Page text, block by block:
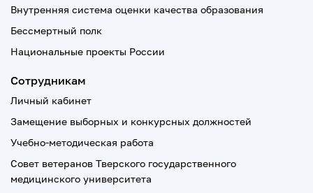
Внутренняя система оценки качества образования
Бессмертный полк
Национальные проекты России
Сотрудникам
Личный кабинет
Замещение выборных и конкурсных должностей
Учебно-методическая работа
Совет ветеранов Тверского государственного
медицинского университета